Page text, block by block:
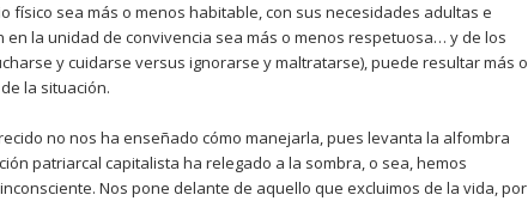
físico sea más o menos habitable, con sus necesidades adultas e
la unidad de convivencia sea más o menos respetuosa… y de los
y cuidarse versus ignorarse y maltratarse), puede resultar más o
la situación.
no nos ha enseñado cómo manejarla, pues levanta la alfombra
patriarcal capitalista ha relegado a la sombra, o sea, hemos
Nos pone delante de aquello que excluimos de la vida, por